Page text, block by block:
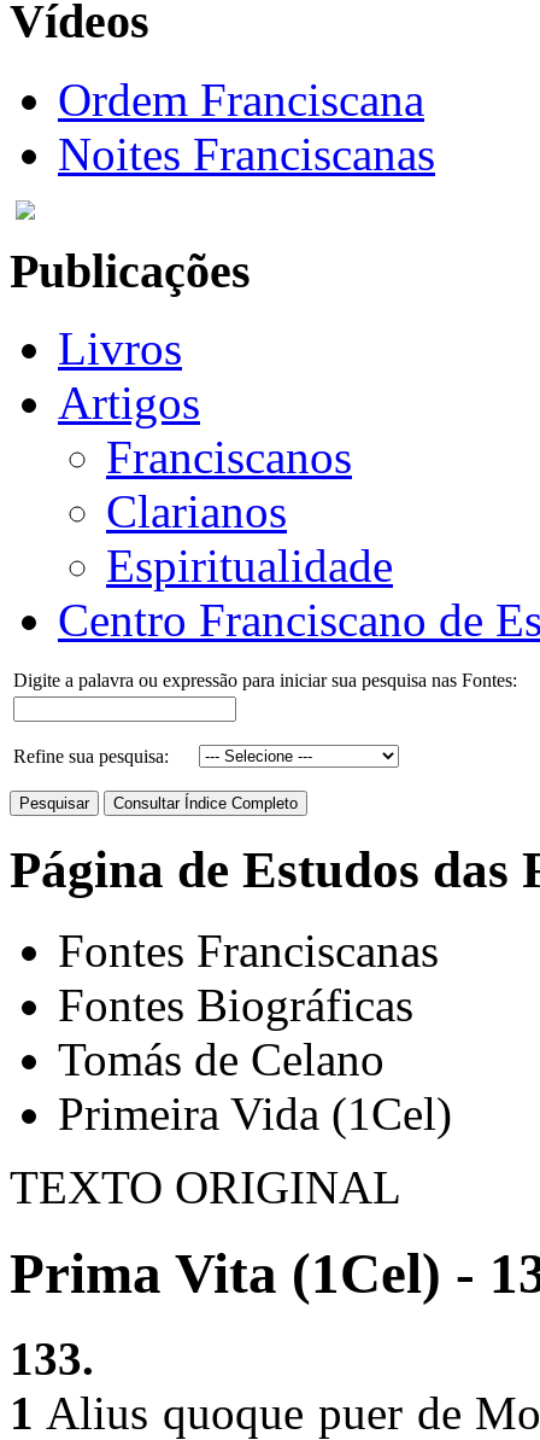
Vídeos
Ordem Franciscana
Noites Franciscanas
Publicações
Livros
Artigos
Franciscanos
Clarianos
Espiritualidade
Centro Franciscano de
Digite a palavra ou expressão para iniciar sua pesquisa nas Fontes:
Refine sua pesquisa:
Página de Estudos das
Fontes Franciscanas
Fontes Biográficas
Tomás de Celano
Primeira Vida (1Cel)
TEXTO ORIGINAL
Prima Vita (1Cel) -
133.
1 Alius quoque puer de